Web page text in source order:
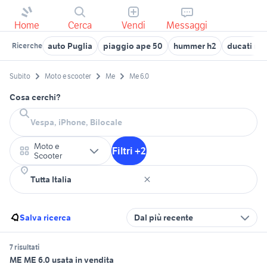
Home Cerca Vendi Messaggi
Ricerche auto Puglia piaggio ape 50 hummer h2 ducati
Subito Moto e scooter Me Me 6.0
Cosa cerchi?
Moto e
Scooter
Filtri +2
Salva ricerca Dal più recente
7 risultati
ME ME 6.0 usata in vendita